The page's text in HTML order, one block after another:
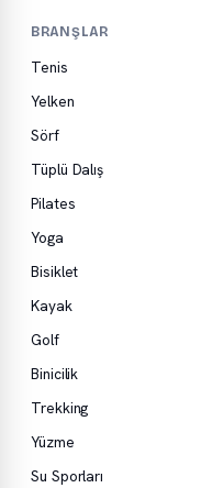
BRANŞLAR
Tenis
Yelken
Sörf
Tüplü Dalış
Pilates
Yoga
Bisiklet
Kayak
Golf
Binicilik
Trekking
Yüzme
Su Sporları